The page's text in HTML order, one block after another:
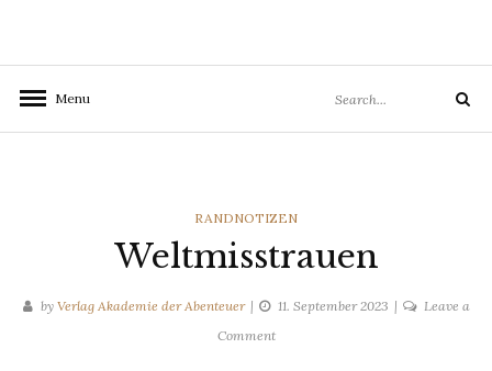
Menu
for:
Search
CATEGORIES
RANDNOTIZEN
Weltmisstrauen
by Verlag Akademie der Abenteuer 11. September 2023
Leave a
Commenton